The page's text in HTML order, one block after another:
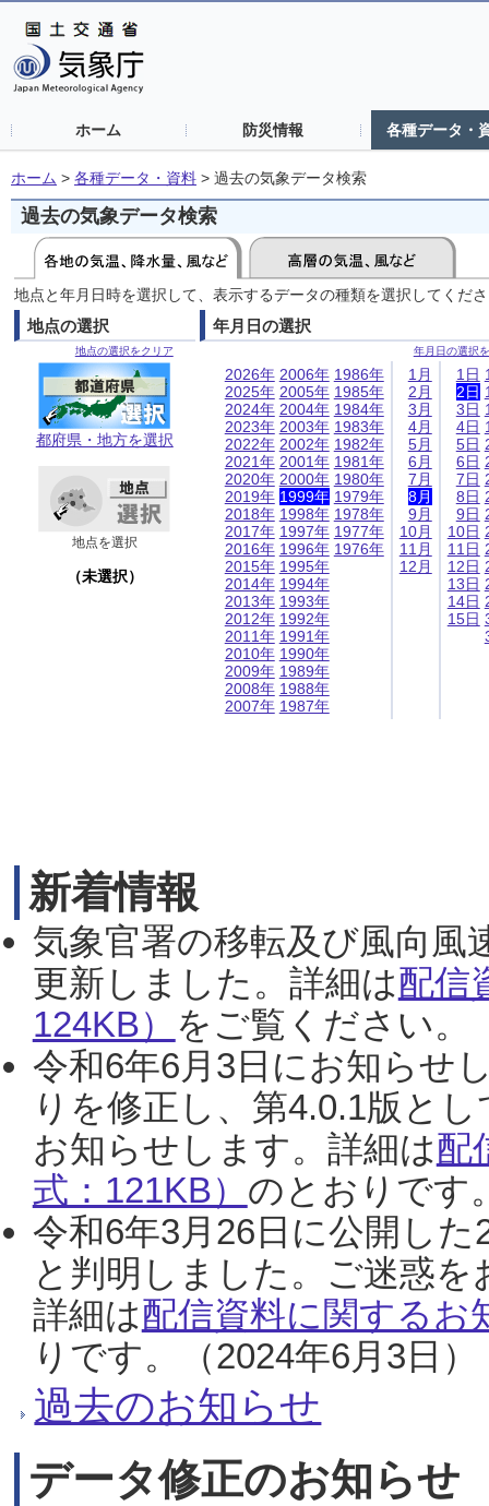
ホーム 防災情報 各種データ・
ホーム > 各種データ・資料 > 過去の気象データ検索
過去の気象データ検索
地点と年月日時を選択して、表示するデータの種類を選択してくだ
地点の選択
地点の選択をクリア
都府県・地方を選択
地点を選択
（未選択）
年月日の選択
年月日の選択
2026年
2025年
2024年
2023年
2022年
2021年
2020年
2019年
2018年
2017年
2016年
2015年
2014年
2013年
2012年
2011年
2010年
2009年
2008年
2007年
2006年
2005年
2004年
2003年
2002年
2001年
2000年
1999年
1998年
1997年
1996年
1995年
1994年
1993年
1992年
1991年
1990年
1989年
1988年
1987年
1986年
1985年
1984年
1983年
1982年
1981年
1980年
1979年
1978年
1977年
1976年
1月
2月
3月
4月
5月
6月
7月
8月
9月
10月
11月
12月
1日
2日
3日
4日
5日
6日
7日
8日
9日
10日
11日
12日
13日
14日
15日
新着情報
気象官署の移転及び風向風
更新しました。詳細は配信
124KB） をご覧ください。
令和6年6月3日にお知らせ
りを修正し、第4.0.1版と
お知らせします。詳細は配
式：121KB） のとおりです
令和6年3月26日に公開し
と判明しました。ご迷惑
詳細は配信資料に関するお
りです。（2024年6月3日）
過去のお知らせ
データ修正のお知らせ